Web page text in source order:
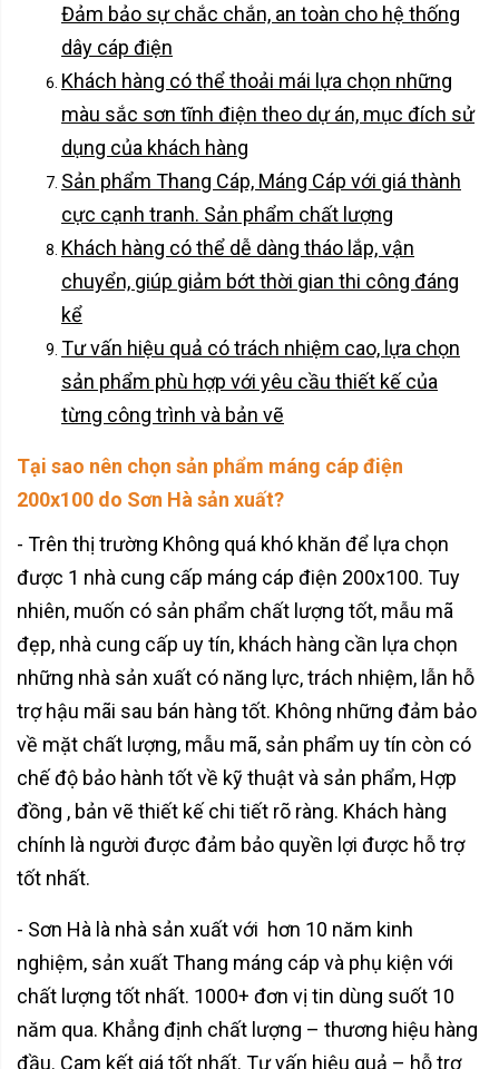
Đảm bảo sự chắc chắn, an toàn cho hệ thống
dây cáp điện
Khách hàng có thể thoải mái lựa chọn những
màu sắc sơn tĩnh điện theo dự án, mục đích sử
dụng của khách hàng
Sản phẩm Thang Cáp, Máng Cáp với giá thành
cực cạnh tranh. Sản phẩm chất lượng
Khách hàng có thể dễ dàng tháo lắp, vận
chuyển, giúp giảm bớt thời gian thi công đáng
kể
Tư vấn hiệu quả có trách nhiệm cao, lựa chọn
sản phẩm phù hợp với yêu cầu thiết kế của
từng công trình và bản vẽ
Tại sao nên chọn sản phẩm máng cáp điện
200x100 do Sơn Hà sản xuất?
- Trên thị trường Không quá khó khăn để lựa chọn
được 1 nhà cung cấp máng cáp điện 200x100. Tuy
nhiên, muốn có sản phẩm chất lượng tốt, mẫu mã
đẹp, nhà cung cấp uy tín, khách hàng cần lựa chọn
những nhà sản xuất có năng lực, trách nhiệm, lẫn hỗ
trợ hậu mãi sau bán hàng tốt. Không những đảm bảo
về mặt chất lượng, mẫu mã, sản phẩm uy tín còn có
chế độ bảo hành tốt về kỹ thuật và sản phẩm, Hợp
đồng , bản vẽ thiết kế chi tiết rõ ràng. Khách hàng
chính là người được đảm bảo quyền lợi được hỗ trợ
tốt nhất.
- Sơn Hà là nhà sản xuất với hơn 10 năm kinh
nghiệm, sản xuất Thang máng cáp và phụ kiện với
chất lượng tốt nhất. 1000+ đơn vị tin dùng suốt 10
năm qua. Khẳng định chất lượng – thương hiệu hàng
đầu. Cam kết giá tốt nhất. Tư vấn hiệu quả – hỗ trợ